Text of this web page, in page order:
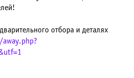
отбора и деталях